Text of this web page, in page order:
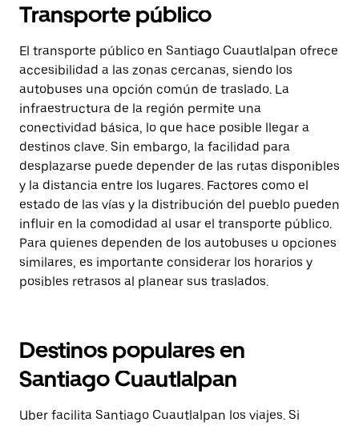
Transporte público
El transporte público en Santiago Cuautlalpan ofrece
accesibilidad a las zonas cercanas, siendo los
autobuses una opción común de traslado. La
infraestructura de la región permite una
conectividad básica, lo que hace posible llegar a
destinos clave. Sin embargo, la facilidad para
desplazarse puede depender de las rutas disponibles
y la distancia entre los lugares. Factores como el
estado de las vías y la distribución del pueblo pueden
influir en la comodidad al usar el transporte público.
Para quienes dependen de los autobuses u opciones
similares, es importante considerar los horarios y
posibles retrasos al planear sus traslados.
Destinos populares en
Santiago Cuautlalpan
Uber facilita Santiago Cuautlalpan los viajes. Si